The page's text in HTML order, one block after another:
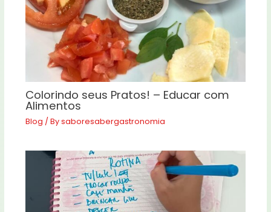
Colorindo seus Pratos! – Educar com
Alimentos
Blog / Bysaboresabergastronomia